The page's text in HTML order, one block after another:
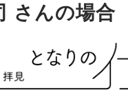
さんの場合